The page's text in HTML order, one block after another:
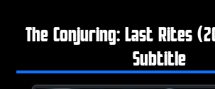
The Conjuring: Last Rites
Subtitle